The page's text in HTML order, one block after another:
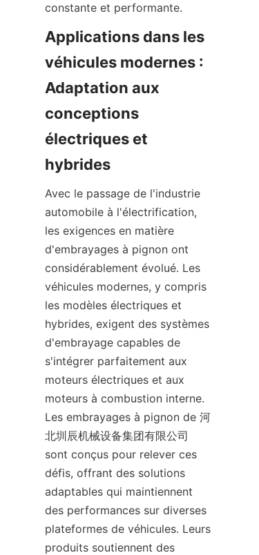
constante et performante.
Applications dans les
véhicules modernes :
Adaptation aux
conceptions
électriques et
hybrides
Avec le passage de l'industrie
automobile à l'électrification,
les exigences en matière
d'embrayages à pignon ont
considérablement évolué. Les
véhicules modernes, y compris
les modèles électriques et
hybrides, exigent des systèmes
d'embrayage capables de
s'intégrer parfaitement aux
moteurs électriques et aux
moteurs à combustion interne.
Les embrayages à pignon de 河
北圳辰机械设备集团有限公司
sont conçus pour relever ces
défis, offrant des solutions
adaptables qui maintiennent
des performances sur diverses
plateformes de véhicules. Leurs
produits soutiennent des